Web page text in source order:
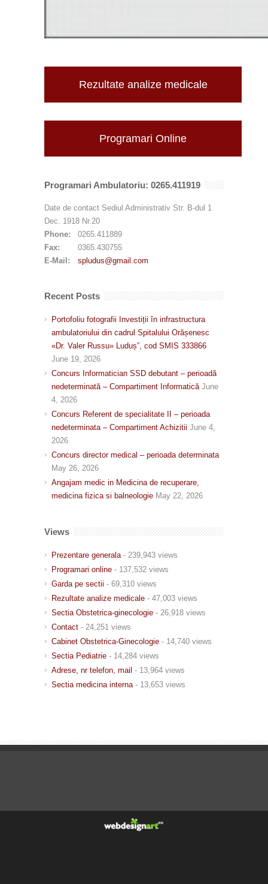
Rezultate analize medicale
Programari Online
Programari Ambulatoriu: 0265.411919
Date de contact Sediul Administrativ Str. B-dul 1
Dec. 1918 Nr.20
Phone:
0265.411889
Fax:
0365.430755
E-Mail:
spludus@gmail.com
Recent Posts
Portofoliu fotografii Investiții în infrastructura
ambulatoriului din cadrul Spitalului Orășenesc
«Dr. Valer Russu» Luduș”, cod SMIS 333866
June 19, 2026
Concurs Informatician SSD debutant – perioadă
nedeterminată – Compartiment Informatică June
4, 2026
Concurs Referent de specialitate II – perioada
nedeterminata – Compartiment Achizitii June 4,
2026
Concurs director medical – perioada determinata
May 26, 2026
Angajam medic in Medicina de recuperare,
medicina fizica si balneologie May 22, 2026
Views
Prezentare generala - 239,943 views
Programari online - 137,532 views
Garda pe sectii - 69,310 views
Rezultate analize medicale - 47,003 views
Sectia Obstetrica-ginecologie - 26,918 views
Contact - 24,251 views
Cabinet Obstetrica-Ginecologie - 14,740 views
Sectia Pediatrie - 14,284 views
Adrese, nr telefon, mail - 13,964 views
Sectia medicina interna - 13,653 views